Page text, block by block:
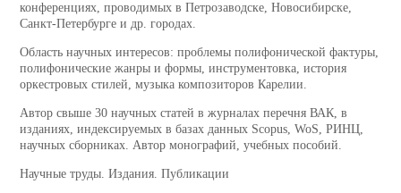
конференциях, проводимых в Петрозаводске, Новосибирске,
Санкт-Петербурге и др. городах.
Область научных интересов: проблемы полифонической фактуры,
полифонические жанры и формы, инструментовка, история
оркестровых стилей, музыка композиторов Карелии.
Автор свыше 30 научных статей в журналах перечня ВАК, в
изданиях, индексируемых в базах данных Scopus, WoS, РИНЦ,
научных сборниках. Автор монографий, учебных пособий.
Научные труды. Издания. Публикации